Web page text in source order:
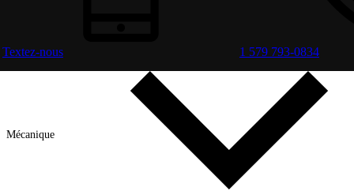
Textez-nous 1 579 793-0834
Mécanique